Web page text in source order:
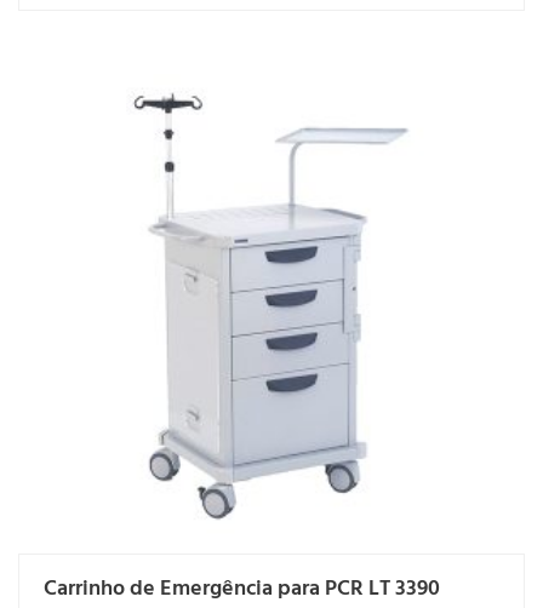
Carrinho de Emergência para PCR LT 3390